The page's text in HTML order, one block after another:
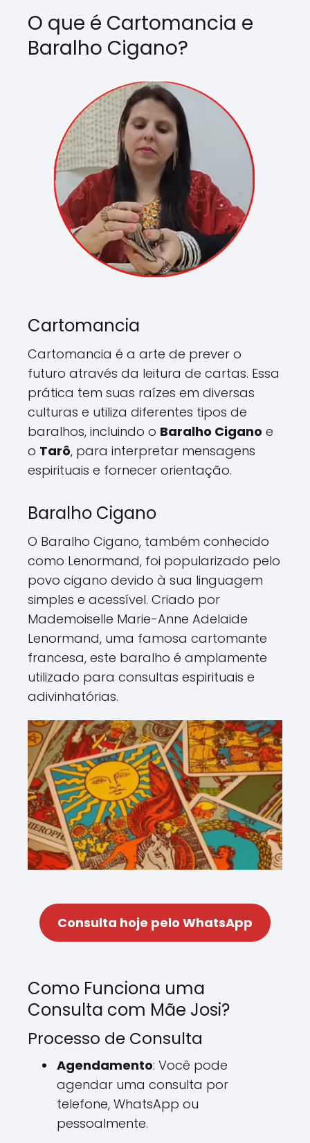
O que é Cartomancia e
Baralho Cigano?
Cartomancia
Cartomancia é a arte de prever o
futuro através da leitura de cartas. Essa
prática tem suas raízes em diversas
culturas e utiliza diferentes tipos de
baralhos, incluindo o Baralho Cigano e
o Tarô, para interpretar mensagens
espirituais e fornecer orientação.
Baralho Cigano
O Baralho Cigano, também conhecido
como Lenormand, foi popularizado pelo
povo cigano devido à sua linguagem
simples e acessível. Criado por
Mademoiselle Marie-Anne Adelaide
Lenormand, uma famosa cartomante
francesa, este baralho é amplamente
utilizado para consultas espirituais e
adivinhatórias.
Consulta hoje pelo WhatsApp
Como Funciona uma
Consulta com Mãe Josi?
Processo de Consulta
Agendamento: Você pode
agendar uma consulta por
telefone, WhatsApp ou
pessoalmente.